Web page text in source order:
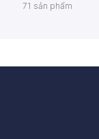
71 sản phẩm